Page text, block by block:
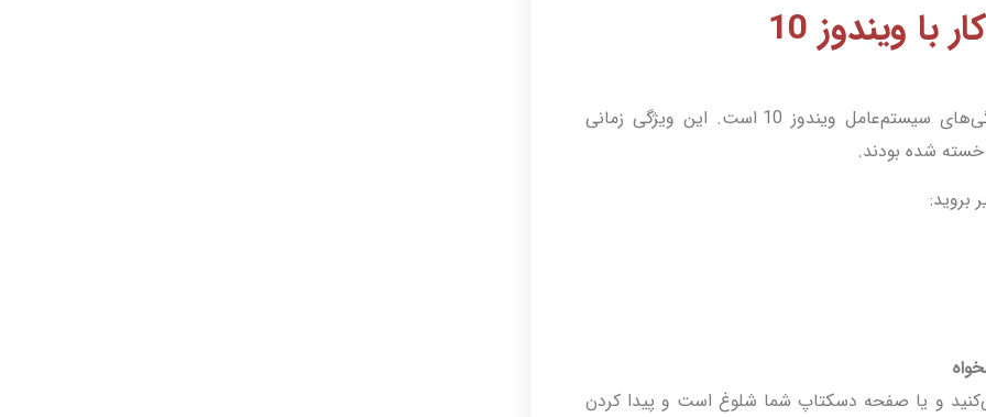
با ویندوز 10
تم تیره رنگ ویندوز یکی از جدیدترین ویژگی‌های سیستم‌عامل ویندوز 10 است. این ویژگی زمانی
خسته شده بودند.
بروید:
می‌کنید و یا صفحه دسکتاپ شما شلوغ است و پیدا کردن